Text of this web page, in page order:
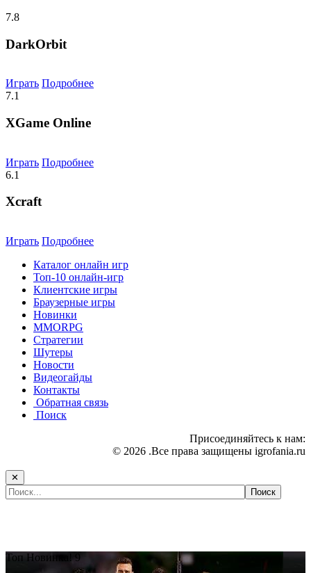
7.8
DarkOrbit
Играть Подробнее
7.1
XGame Online
Играть Подробнее
6.1
Xcraft
Играть Подробнее
Каталог онлайн игр
Топ-10 онлайн-игр
Клиентские игры
Браузерные игры
Новинки
MMORPG
Стратегии
Шутеры
Новости
Видеогайды
Контакты
Обратная связь
Поиск
Присоединяйтесь к нам:
© 2026 .Все права защищены igrofania.ru
✕
Топ Новинка! 9